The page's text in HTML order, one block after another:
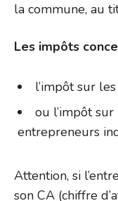
la commune, au
Les impôts
l’impôt sur
ou l’impôt
entrepreneurs
Attention, si
son CA (chiffre